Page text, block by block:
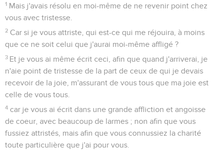
1 Mais j'avais résolu en moi-même de ne revenir point chez
vous avec tristesse.
2 Car si je vous attriste, qui est-ce qui me réjouira, à moins
que ce ne soit celui que j'aurai moi-même affligé ?
3 Et je vous ai même écrit ceci, afin que quand j'arriverai, je
n'aie point de tristesse de la part de ceux de qui je devais
recevoir de la joie, m'assurant de vous tous que ma joie est
celle de vous tous.
4 car je vous ai écrit dans une grande affliction et angoisse
de coeur, avec beaucoup de larmes ; non afin que vous
fussiez attristés, mais afin que vous connussiez la charité
toute particulière que j'ai pour vous.